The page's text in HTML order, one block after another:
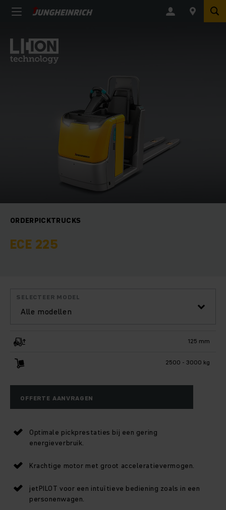
ORDERPICKTRUCKS
ECE 225
Alle modellen
SELECTEER MODEL
125 mm
2500 - 3000 kg
OFFERTE AANVRAGEN
Optimale pickprestaties bij een gering
energieverbruik.
Krachtige motor met groot acceleratievermogen.
jetPILOT voor een intuïtieve bediening zoals in een
personenwagen.